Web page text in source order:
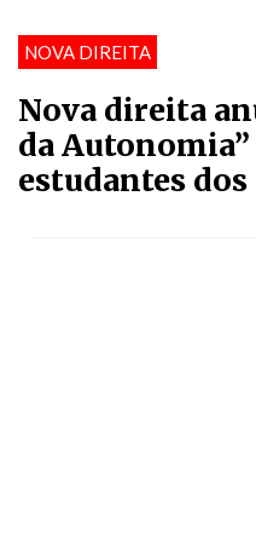
NOVA DIREITA
Nova direita
da
estudantes